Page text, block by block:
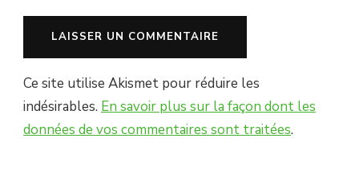
Ce site utilise Akismet pour réduire les
indésirables. En savoir plus sur la façon dont les
données de vos commentaires sont traitées.